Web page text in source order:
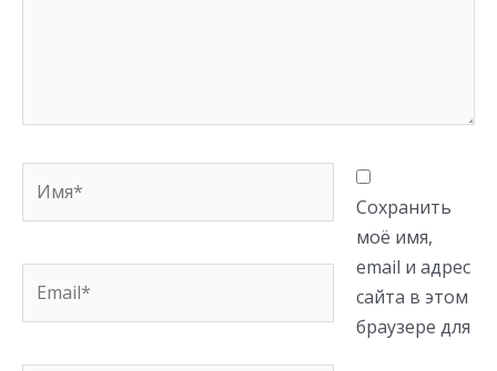
Сохранить
моё имя,
email и адрес
сайта в этом
браузере для